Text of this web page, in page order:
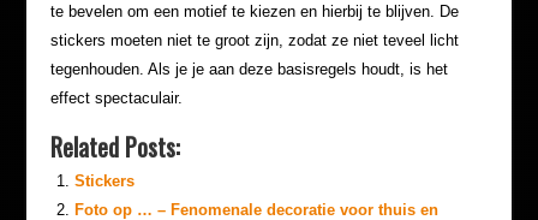
te bevelen om een motief te kiezen en hierbij te blijven. De
stickers moeten niet te groot zijn, zodat ze niet teveel licht
tegenhouden. Als je je aan deze basisregels houdt, is het
effect spectaculair.
Related Posts:
Stickers
Foto op … – Fenomenale decoratie voor thuis en